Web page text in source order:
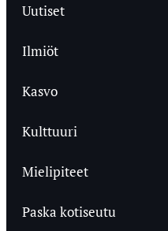
Uutiset
Ilmiöt
Kasvo
Kulttuuri
Mielipiteet
Paska kotiseutu